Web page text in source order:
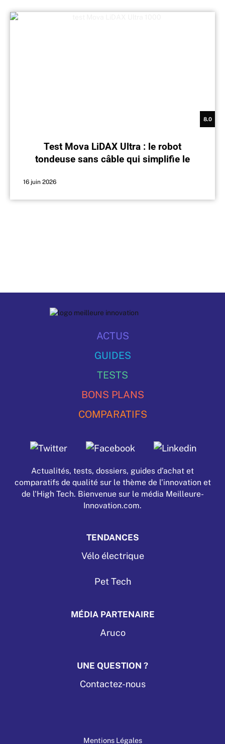
8.0
Test Mova LiDAX Ultra : le robot
tondeuse sans câble qui simplifie le
16 juin 2026
ACTUS
GUIDES
TESTS
BONS PLANS
COMPARATIFS
Actualités, tests, dossiers, guides d’achat et
comparatifs de qualité sur le thème de l’innovation et
de l'High Tech. Bienvenue sur le média Meilleure-
Innovation.com.
TENDANCES
Vélo électrique
Pet Tech
MÉDIA PARTENAIRE
Aruco
UNE QUESTION ?
Contactez-nous
Mentions Légales